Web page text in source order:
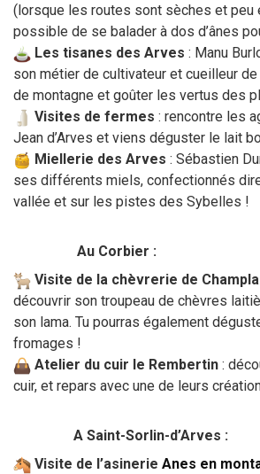
(lorsque les routes sont sèches et peu
possible de se balader à dos d’ânes
Les tisanes des Arves : Manu
son métier de cultivateur et cueilleur
de montagne et goûter les vertus des
Visites de fermes : rencontre les
Jean d’Arves et viens déguster le lait
Miellerie des Arves : Sébastien
ses différents miels, confectionnés
vallée et sur les pistes des Sybelles !
Au Corbier :
Visite de la chèvrerie de
découvrir son troupeau de chèvres
son lama. Tu pourras également
fromages !
Atelier du cuir le Rembertin :
cuir, et repars avec une de leurs
A Saint-Sorlin-d’Arves :
Visite de l’asinerie Anes en